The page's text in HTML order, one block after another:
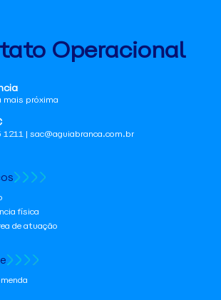
Operacional
mais próxima
1211 | sac@aguiabranca.com.br
física
de atuação